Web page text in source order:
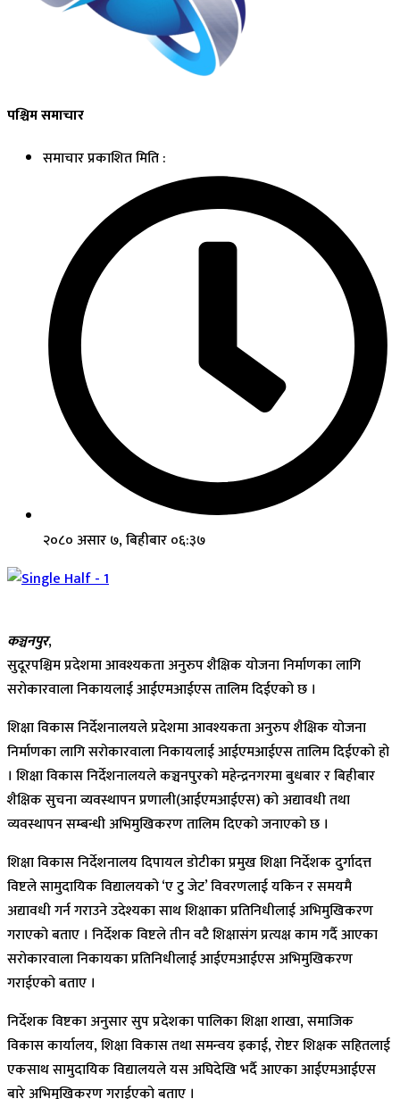
पश्चिम समाचार
समाचार प्रकाशित मिति :
२०८० असार ७, बिहीबार ०६:३७
कञ्चनपुर,
सुदूरपश्चिम प्रदेशमा आवश्यकता अनुरुप शैक्षिक योजना निर्माणका लागि
सरोकारवाला निकायलाई आईएमआईएस तालिम दिईएको छ ।
शिक्षा विकास निर्देशनालयले प्रदेशमा आवश्यकता अनुरुप शैक्षिक योजना
निर्माणका लागि सरोकारवाला निकायलाई आईएमआईएस तालिम दिईएको हो
। शिक्षा विकास निर्देशनालयले कञ्चनपुरको महेन्द्रनगरमा बुधबार र बिहीबार
शैक्षिक सुचना व्यवस्थापन प्रणाली(आईएमआईएस) को अद्यावधी तथा
व्यवस्थापन सम्बन्धी अभिमुखिकरण तालिम दिएको जनाएको छ ।
शिक्षा विकास निर्देशनालय दिपायल डोटीका प्रमुख शिक्षा निर्देशक दुर्गादत्त
विष्टले सामुदायिक विद्यालयको ‘ए टु जेट’ विवरणलाई यकिन र समयमै
अद्यावधी गर्न गराउने उदेश्यका साथ शिक्षाका प्रतिनिधीलाई अभिमुखिकरण
गराएको बताए । निर्देशक विष्टले तीन वटै शिक्षासंग प्रत्यक्ष काम गर्दै आएका
सरोकारवाला निकायका प्रतिनिधीलाई आईएमआईएस अभिमुखिकरण
गराईएको बताए ।
निर्देशक विष्टका अनुसार सुप प्रदेशका पालिका शिक्षा शाखा, समाजिक
विकास कार्यालय, शिक्षा विकास तथा समन्वय इकाई, रोष्टर शिक्षक सहितलाई
एकसाथ सामुदायिक विद्यालयले यस अघिदेखि भर्दै आएका आईएमआईएस